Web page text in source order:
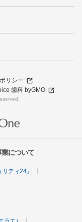
リシー
歯科 byGMO
について
ティ24」